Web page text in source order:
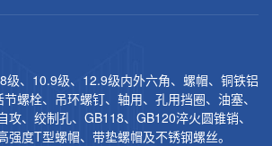
级、10.9级、12.9级内外六角、螺帽、铜铁铝
螺栓、吊环螺钉、轴用、孔用挡圈、油塞、
攻、绞制孔、GB118、GB120淬火圆锥销、
强度T型螺帽、带垫螺帽及不锈钢螺丝。